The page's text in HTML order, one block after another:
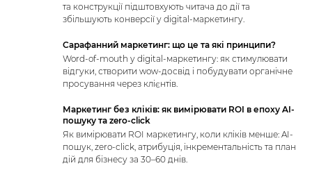
та конструкції підштовхують читача до дії та
збільшують конверсії у digital-маркетингу.
Сарафанний маркетинг: що це та які принципи?
Word-of-mouth у digital-маркетингу: як стимулювати
відгуки, створити wow-досвід і побудувати органічне
просування через клієнтів.
Маркетинг без кліків: як вимірювати ROI в епоху AI-
пошуку та zero-click
Як вимірювати ROI маркетингу, коли кліків менше: AI-
пошук, zero-click, атрибуція, інкрементальність та план
дій для бізнесу за 30–60 днів.